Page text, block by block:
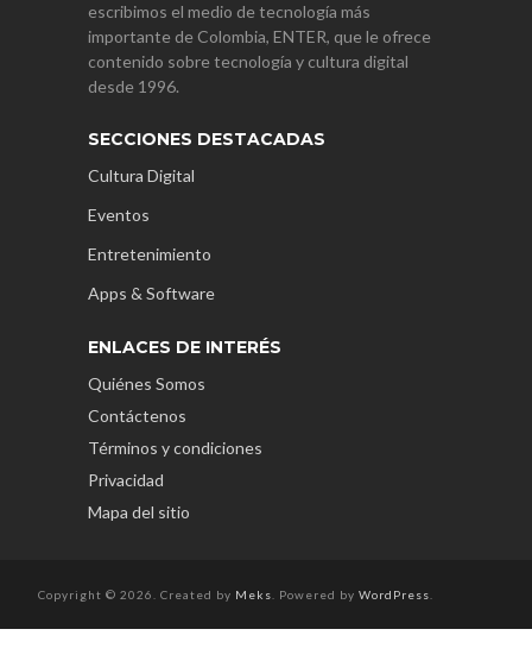
escribimos el medio de tecnología más
importante de Colombia, ENTER, que le ofrece
contenido sobre tecnología y cultura digital
desde 1996.
SECCIONES DESTACADAS
Cultura Digital
Eventos
Entretenimiento
Apps & Software
ENLACES DE INTERÉS
Quiénes Somos
Contáctenos
Términos y condiciones
Privacidad
Mapa del sitio
Copyright © 2026. Created by Meks . Powered by WordPress